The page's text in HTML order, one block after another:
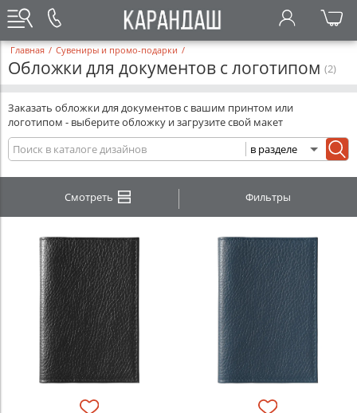
Главная / Сувениры и промо-подарки /
Обложки для документов с логотипом (2)
Заказать обложки для документов с вашим принтом или
логотипом - выберите обложку и загрузите свой макет
Смотреть Фильтры